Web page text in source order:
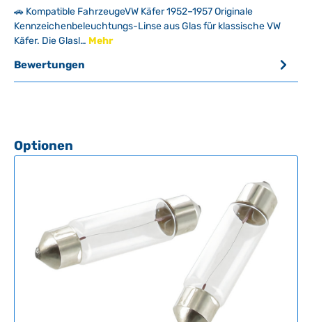
🚗 Kompatible FahrzeugeVW Käfer 1952–1957 Originale
Kennzeichenbeleuchtungs-Linse aus Glas für klassische VW
Käfer. Die Glasl… Mehr
Bewertungen
Produktgalerie überspringen
Optionen